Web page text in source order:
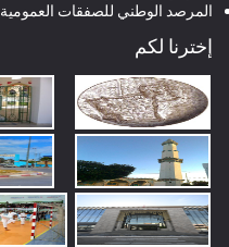
المرصد الوطني للصفقات العمومية
إخترنا لكم